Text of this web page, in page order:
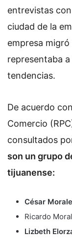
entrevistas
ciudad de la
empresa
representaba a
tendencias.
De acuerdo
Comercio
consultados
son un grupo
tijuanense:
César
Ricardo
Lizbeth